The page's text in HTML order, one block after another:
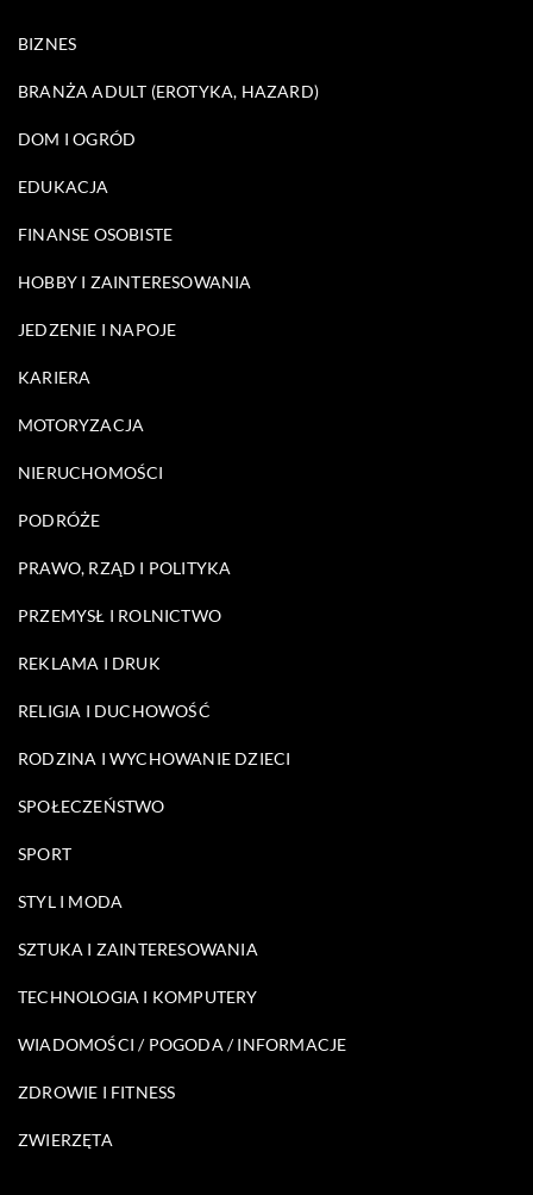
BIZNES
BRANŻA ADULT (EROTYKA, HAZARD)
DOM I OGRÓD
EDUKACJA
FINANSE OSOBISTE
HOBBY I ZAINTERESOWANIA
JEDZENIE I NAPOJE
KARIERA
MOTORYZACJA
NIERUCHOMOŚCI
PODRÓŻE
PRAWO, RZĄD I POLITYKA
PRZEMYSŁ I ROLNICTWO
REKLAMA I DRUK
RELIGIA I DUCHOWOŚĆ
RODZINA I WYCHOWANIE DZIECI
SPOŁECZEŃSTWO
SPORT
STYL I MODA
SZTUKA I ZAINTERESOWANIA
TECHNOLOGIA I KOMPUTERY
WIADOMOŚCI / POGODA / INFORMACJE
ZDROWIE I FITNESS
ZWIERZĘTA